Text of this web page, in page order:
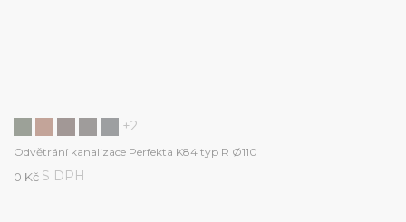
+2
Odvětrání kanalizace Perfekta K84 typ R Ø110
0 Kč S DPH